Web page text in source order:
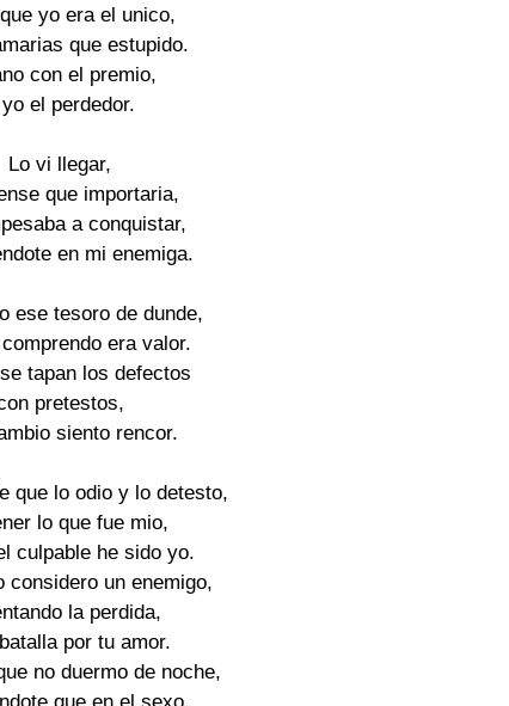
yo era el unico,
que estupido.
con el premio,
el perdedor.
Lo vi llegar,
que importaria,
a conquistar,
en mi enemiga.
ese tesoro de dunde,
era valor.
tapan los defectos
pretestos,
siento rencor.
que lo odio y lo detesto,
lo que fue mio,
culpable he sido yo.
considero un enemigo,
la perdida,
por tu amor.
no duermo de noche,